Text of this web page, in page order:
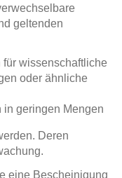
geltenden
wissenschaftliche
oder ähnliche
in geringen Mengen
Deren
eine Bescheinigung